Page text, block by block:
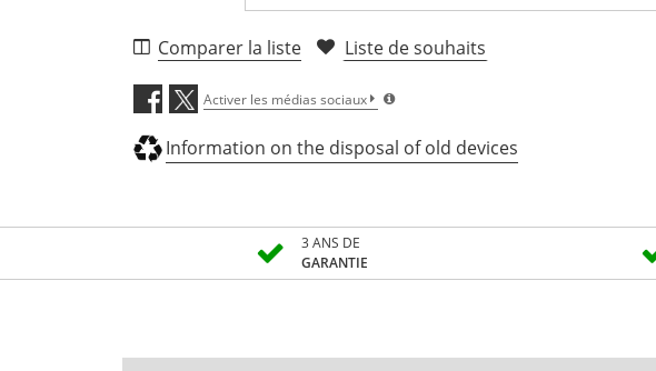
Comparer la liste Liste de souhaits
Activer les médias sociaux
Information on the disposal of old devices
3 ANS DE
GARANTIE